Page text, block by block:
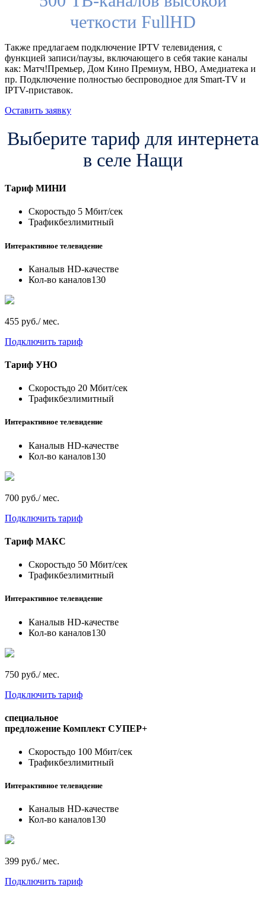
четкости FullHD
Также предлагаем подключение IPTV телевидения, с
функцией записи/паузы, включающего в себя такие каналы
как: Матч!Премьер, Дом Кино Премиум, HBO, Амедиатека и
пр. Подключение полностью беспроводное для Smart-TV и
IPTV-приставок.
Оставить заявку
Выберите тариф для интернета
в селе Нащи
Тариф МИНИ
Скоростьдо 5 Мбит/сек
Трафикбезлимитный
Интерактивное телевидение
Каналыв HD-качестве
Кол-во каналов130
455 руб./ мес.
Подключить тариф
Тариф УНО
Скоростьдо 20 Мбит/сек
Трафикбезлимитный
Интерактивное телевидение
Каналыв HD-качестве
Кол-во каналов130
700 руб./ мес.
Подключить тариф
Тариф МАКС
Скоростьдо 50 Мбит/сек
Трафикбезлимитный
Интерактивное телевидение
Каналыв HD-качестве
Кол-во каналов130
750 руб./ мес.
Подключить тариф
специальное
предложение Комплект СУПЕР+
Скоростьдо 100 Мбит/сек
Трафикбезлимитный
Интерактивное телевидение
Каналыв HD-качестве
Кол-во каналов130
399 руб./ мес.
Подключить тариф